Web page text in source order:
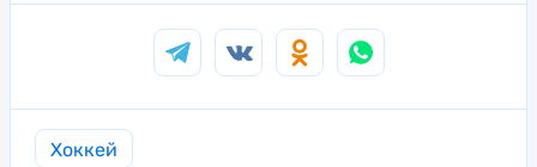
Хоккей